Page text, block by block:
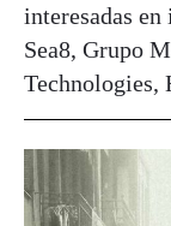
interesadas
Sea8, Grupo
Technologies,